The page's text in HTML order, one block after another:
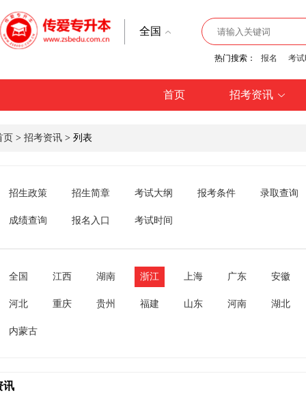
全国
热门搜索： 报名 考
首页 招考资讯
页 > 招考资讯 > 列表
招生政策 招生简章 考试大纲 报考条件 录取查询
成绩查询 报名入口 考试时间
全国 江西 湖南 浙江 上海 广东 安徽
河北 重庆 贵州 福建 山东 河南 湖北
内蒙古
讯